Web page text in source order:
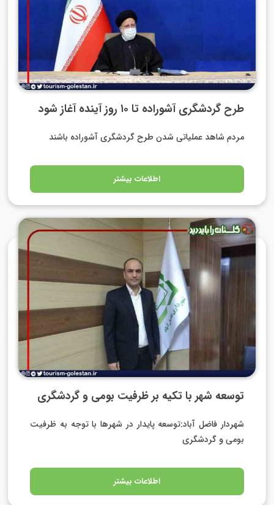
طرح گردشگری آشوراده تا ۱۰ روز آینده آغاز شود
مردم شاهد عملیاتی شدن طرح گردشگری آشوراده باشند
اطلاعات بیشتر
توسعه شهر با تکیه بر ظرفیت بومی و گردشگری
شهردار فاضل آباد:توسعه پایدار در شهرها با توجه به ظرفیت
بومی و گردشگری
اطلاعات بیشتر